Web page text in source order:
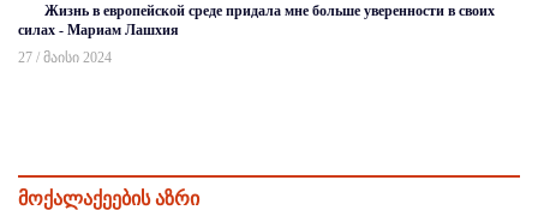
Жизнь в европейской среде придала мне больше уверенности в своих
силах - Мариам Лашхия
27 / მაისი 2024
მოქალაქეების აზრი